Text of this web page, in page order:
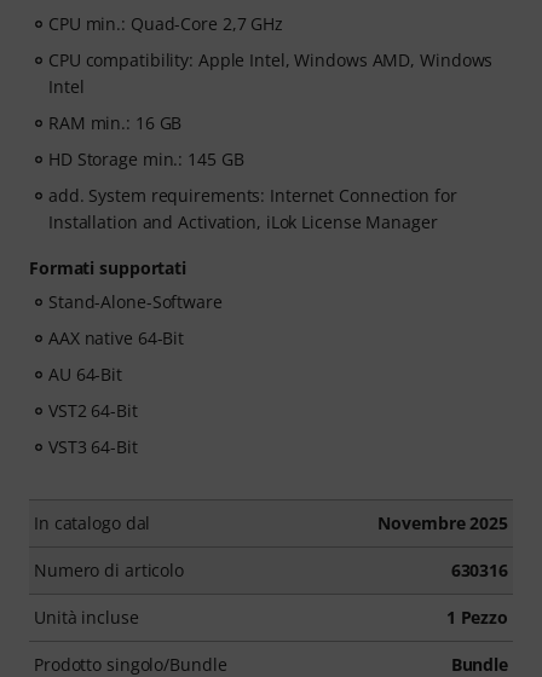
CPU min.: Quad-Core 2,7 GHz
CPU compatibility: Apple Intel, Windows AMD, Windows
Intel
RAM min.: 16 GB
HD Storage min.: 145 GB
add. System requirements: Internet Connection for
Installation and Activation, iLok License Manager
Formati supportati
Stand-Alone-Software
AAX native 64-Bit
AU 64-Bit
VST2 64-Bit
VST3 64-Bit
In catalogo dal Novembre 2025
Numero di articolo 630316
Unità incluse 1 Pezzo
Prodotto singolo/Bundle Bundle